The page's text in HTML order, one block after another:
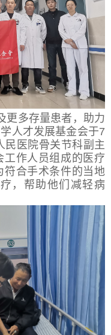
更多存量患者，助力
人才发展基金会于7
民医院骨关节科副主
工作人员组成的医疗
符合手术条件的当地
，帮助他们减轻病